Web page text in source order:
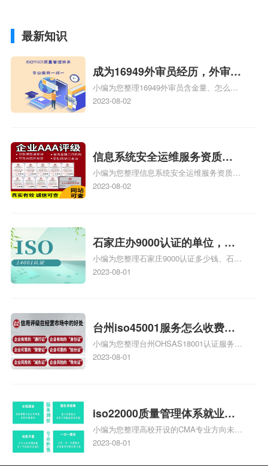
最新知识
成为16949外审员经历，外审员
16949
小编为您整理16949外审员含金量、怎么才
能成为注册的TS16949:2009的外审员、我
2023-08-02
信息系统安全运维服务资质二
级费用，信息系统安全运维服
务资质二级
小编为您整理信息系统安全运维服务资质认
证证书机构有哪些、安全运维服务资质的费
体系认证知识，详情可查看下方正文！
2023-08-02
石家庄办9000认证的单位，石
家庄9000认证的公司
小编为您整理石家庄9000认证多少钱、石家
庄9000认证价格多少钱、石家庄9000认证
2023-08-01
台州iso45001服务怎么收费，
台州iso45001认证服务怎么收
费
小编为您整理台州OHSAS18001认证服务中
心哪家收费便宜、台州ISO9000认证，哪个
标准是什么相关iso体系认证知识，详情可
查看下方正文！
2023-08-01
iso22000质量管理体系就业方
向，质量管理与认证就业方向
小编为您整理高校开设的CMA专业方向未来
就业前景及就业方向如何、cma就业方向有
2023-08-01